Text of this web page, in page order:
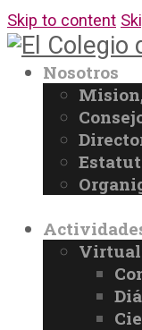
Skip to content
Nosotros